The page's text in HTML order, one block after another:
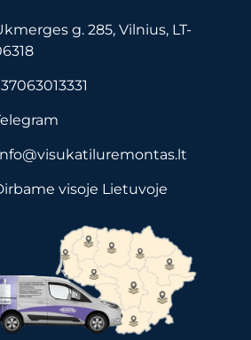
g. 285, Vilnius, LT-
visoje Lietuvoje